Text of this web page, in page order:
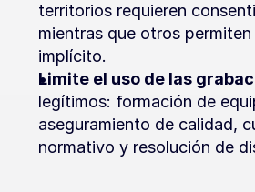
territorios requieren
mientras que otros
implícito.
Limite el uso de las
legítimos: formación de
aseguramiento de calidad,
normativo y resolución de